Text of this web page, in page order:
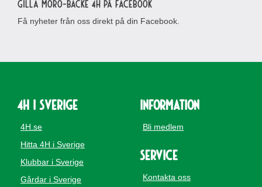
Gilla Morö-Backe 4H på Facebook
Få nyheter från oss direkt på din Facebook.
4H i Sverige
4H.se
Hitta 4H i Sverige
Klubbar i Sverige
Gårdar i Sverige
Information
Bli medlem
Service
Kontakta oss